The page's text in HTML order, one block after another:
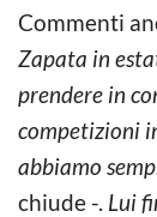
Commenti
Zapata in
prendere in
competizioni
abbiamo
chiude -. Lui